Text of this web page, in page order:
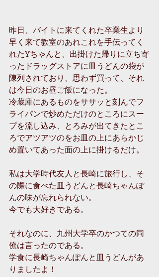
昨日、バイトに来てくれた卒業生より
早く来て教室のあれこれを手伝ってく
れたYちゃんと、出掛けた帰りに立ち寄
ったドラッグストアに皿うどんの袋が
陳列されており、思わず買って、それ
は今日のお昼ご飯になった。
冷蔵庫にあるものをササッと刻んでフ
ライパンで炒めただけのところにスー
プを流し込み、とろみが出てきたとこ
ろでアツアツのをお皿の上にあらかじ
め置いてあった面の上に掛けるだけ。
私は大学時代友人と長崎に旅行し、そ
の際に食べた皿うどんと長崎ちゃんぽ
んの味が忘れられない。
今でも大好きである。
それなのに、九州大学卒のかつての同
僚は言ったのである。
学食に長崎ちゃんぽんと皿うどんがあ
りましたよ！